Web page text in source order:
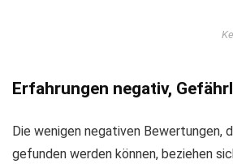
Erfahrungen negativ,
Die wenigen negativen Bewertungen,
gefunden werden können, beziehen